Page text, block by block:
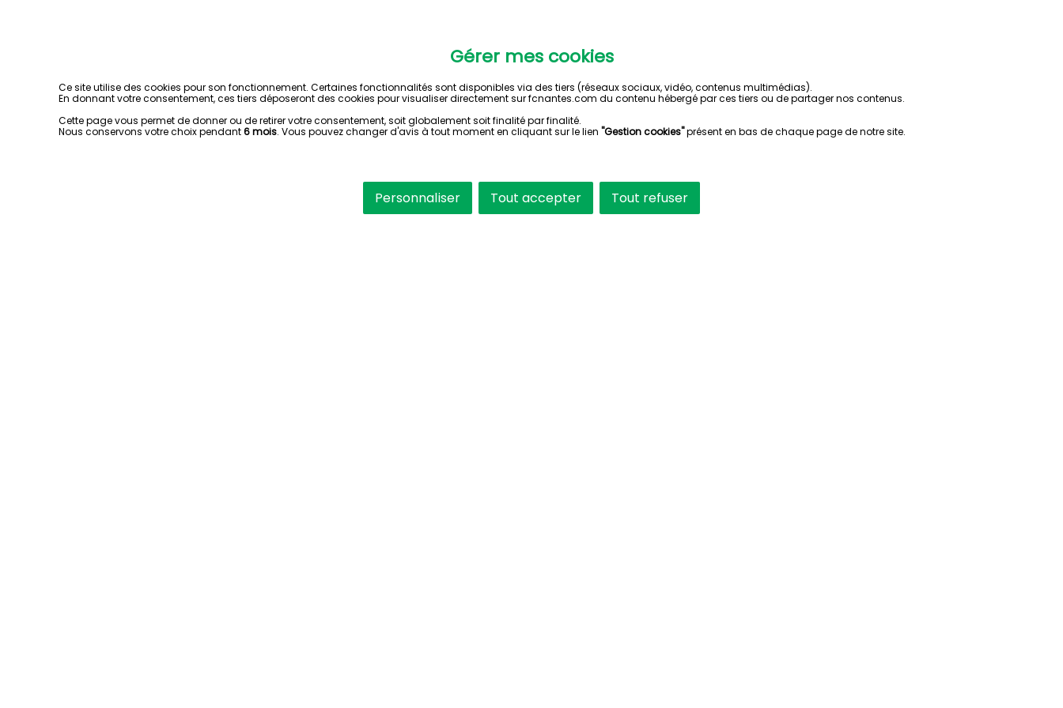
Gérer mes cookies
Ce site utilise des cookies pour son fonctionnement. Certaines fonctionnalités sont disponibles via des tiers (réseaux sociaux, vidéo, contenus multimédias).
En donnant votre consentement, ces tiers déposeront des cookies pour visualiser directement sur fcnantes.com du contenu hébergé par ces tiers ou de partager nos contenus.
Cette page vous permet de donner ou de retirer votre consentement, soit globalement soit finalité par finalité.
Nous conservons votre choix pendant6 mois. Vous pouvez changer d'avis à tout moment en cliquant sur le lien"Gestion cookies"présent en bas de chaque page de notre site.
Personnaliser Tout accepter Tout refuser